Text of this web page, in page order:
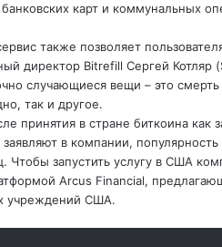
карт и коммунальных
также позволяет
директор Bitrefill Сергей Котляр
случающиеся вещи – это
так и другое.
принятия в стране биткоина как
в компании, популярность
Чтобы запустить услугу в США
Arcus Financial,
учреждений США.